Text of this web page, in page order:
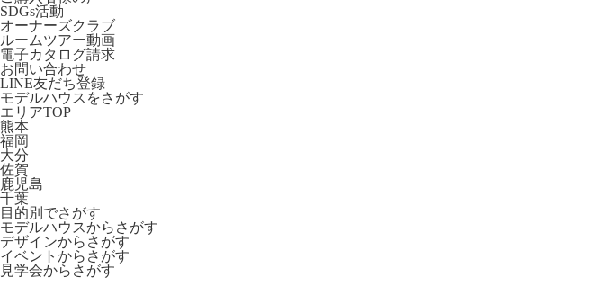
SDGs活動
オーナーズクラブ
ルームツアー動画
電子カタログ請求
お問い合わせ
LINE友だち登録
モデルハウスをさがす
エリアTOP
熊本
福岡
大分
佐賀
鹿児島
千葉
目的別でさがす
モデルハウスからさがす
デザインからさがす
イベントからさがす
見学会からさがす